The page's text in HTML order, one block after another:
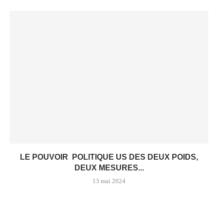
LE POUVOIR POLITIQUE US DES DEUX POIDS,
DEUX MESURES...
13 mai 2024